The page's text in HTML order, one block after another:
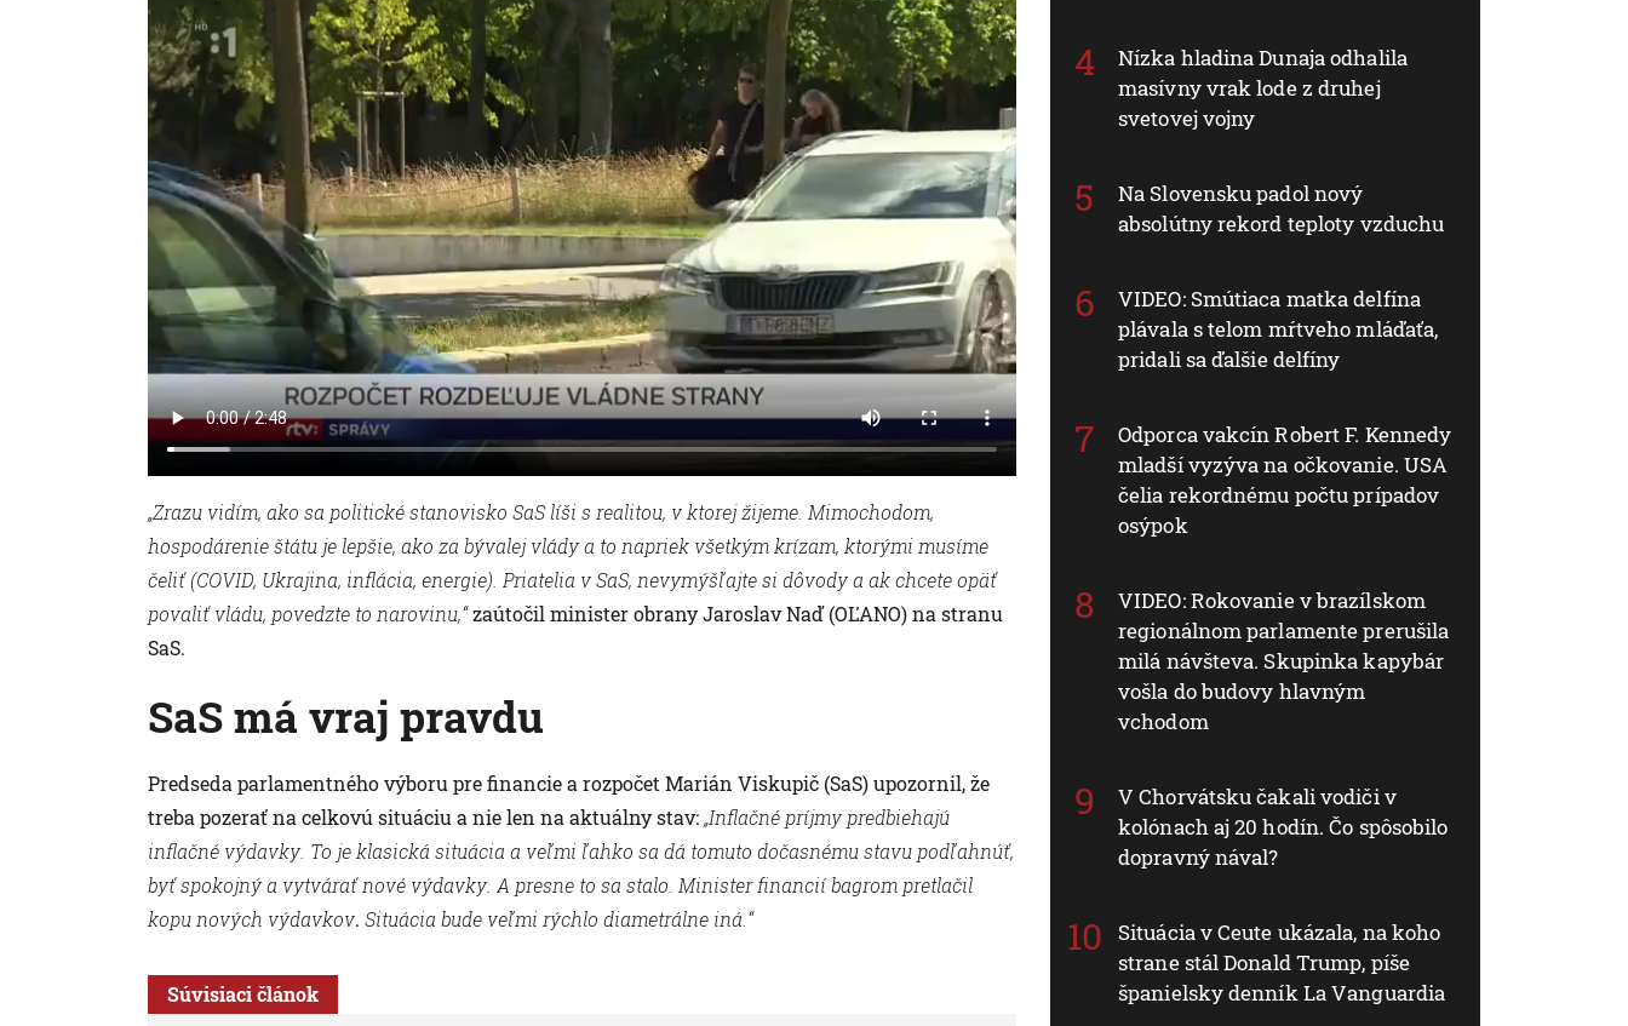
„Zrazu vidím, ako sa politické stanovisko SaS líši s realitou, v ktorej žijeme. Mimochodom,
hospodárenie štátu je lepšie, ako za bývalej vlády a to napriek všetkým krízam, ktorými musíme
čeliť (COVID, Ukrajina, inflácia, energie). Priatelia v SaS, nevymýšľajte si dôvody a ak chcete opäť
povaliť vládu, povedzte to narovinu,“zaútočil minister obrany Jaroslav Naď (OĽANO) na stranu
SaS.
SaS má vraj pravdu
Predseda parlamentného výboru pre financie a rozpočet Marián Viskupič (SaS) upozornil, že
treba pozerať na celkovú situáciu a nie len na aktuálny stav:„Inflačné príjmy predbiehajú
inflačné výdavky. To je klasická situácia a veľmi ľahko sa dá tomuto dočasnému stavu podľahnúť,
byť spokojný a vytvárať nové výdavky. A presne to sa stalo. Minister financií bagrom pretlačil
kopu nových výdavkov. Situácia bude veľmi rýchlo diametrálne iná.“
Súvisiaci článok
Nízka hladina Dunaja odhalila
masívny vrak lode z druhej
svetovej vojny
Na Slovensku padol nový
absolútny rekord teploty vzduchu
VIDEO: Smútiaca matka delfína
plávala s telom mŕtveho mláďaťa,
pridali sa ďalšie delfíny
Odporca vakcín Robert F. Kennedy
mladší vyzýva na očkovanie. USA
čelia rekordnému počtu prípadov
osýpok
VIDEO: Rokovanie v brazílskom
regionálnom parlamente prerušila
milá návšteva. Skupinka kapybár
vošla do budovy hlavným
vchodom
V Chorvátsku čakali vodiči v
kolónach aj 20 hodín. Čo spôsobilo
dopravný nával?
Situácia v Ceute ukázala, na koho
strane stál Donald Trump, píše
španielsky denník La Vanguardia